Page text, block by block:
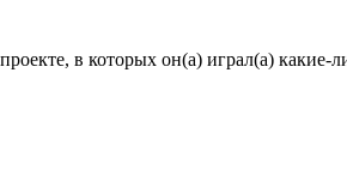
в которых он(а) играл(а) какие-